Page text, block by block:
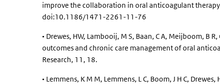
improve the collaboration in oral anticoagulant
doi:10.1186/1471-2261-11-76
• Drewes, HW, Lambooij, M S, Baan, C A, Meijboom, B
outcomes and chronic care management of oral
Research, 11, 18.
• Lemmens, K M M, Lemmens, L C, Boom, J H C,